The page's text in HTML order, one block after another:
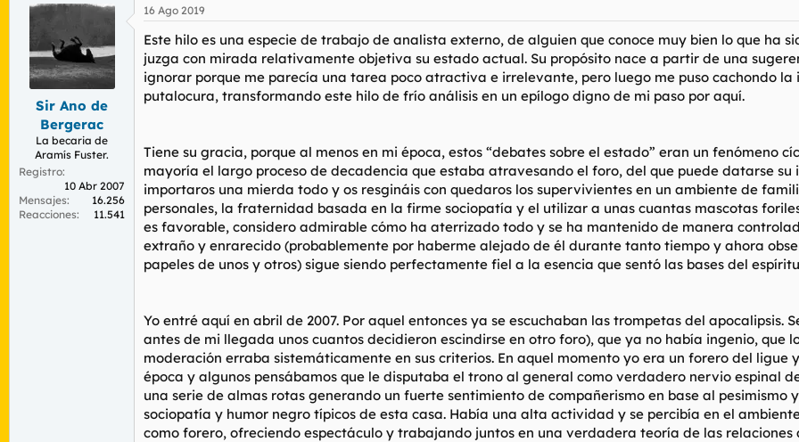
a
d
o
t
m
a
c
h
a
d
e
n
i
o
Sir Ano de
Bergerac
La becaria de
Aramís Fuster.
Registro
10 Abr 2007
Mensajes
16.256
Reacciones
11.541
16 Ago 2019
Este hilo es una especie de trabajo de analista externo, de alguien que conoce muy bien lo que ha
juzga con mirada relativamente objetiva su estado actual. Su propósito nace a partir de una
ignorar porque me parecía una tarea poco atractiva e irrelevante, pero luego me puso cachondo
putalocura, transformando este hilo de frío análisis en un epílogo digno de mi paso por aquí.
Tiene su gracia, porque al menos en mi época, estos “debates sobre el estado” eran un fenómeno
mayoría el largo proceso de decadencia que estaba atravesando el foro, del que puede datarse
importaros una mierda todo y os resgináis con quedaros los supervivientes en un ambiente de
personales, la fraternidad basada en la firme sociopatía y el utilizar a unas cuantas mascotas
es favorable, considero admirable cómo ha aterrizado todo y se ha mantenido de manera
extraño y enrarecido (probablemente por haberme alejado de él durante tanto tiempo y ahora
papeles de unos y otros) sigue siendo perfectamente fiel a la esencia que sentó las bases del
Yo entré aquí en abril de 2007. Por aquel entonces ya se escuchaban las trompetas del apocalipsis.
antes de mi llegada unos cuantos decidieron escindirse en otro foro), que ya no había ingenio, que
moderación erraba sistemáticamente en sus criterios. En aquel momento yo era un forero del ligue
época y algunos pensábamos que le disputaba el trono al general como verdadero nervio espinal
una serie de almas rotas generando un fuerte sentimiento de compañerismo en base al
sociopatía y humor negro típicos de esta casa. Había una alta actividad y se percibía en el
como forero, ofreciendo espectáculo y trabajando juntos en una verdadera teoría de las